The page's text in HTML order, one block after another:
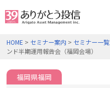
HOME > セミナー案内 > セミナー一覧
ンド半期運用報告会（福岡会場）
福岡県福岡